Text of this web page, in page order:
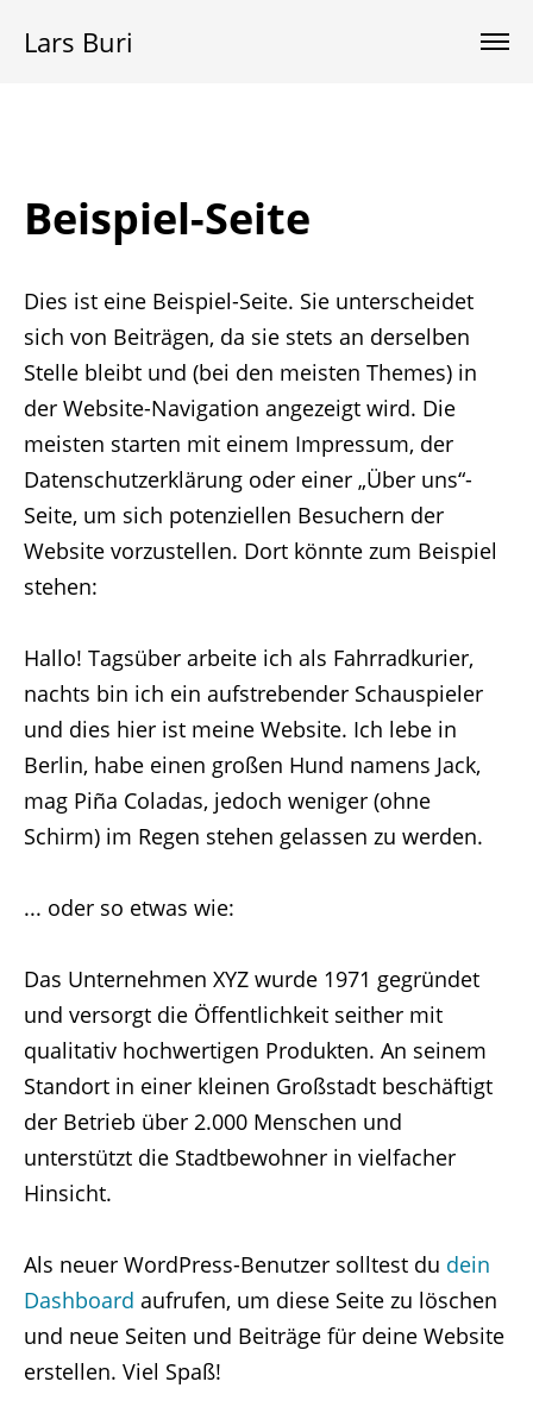
Lars Buri
Beispiel-Seite
Dies ist eine Beispiel-Seite. Sie unterscheidet
sich von Beiträgen, da sie stets an derselben
Stelle bleibt und (bei den meisten Themes) in
der Website-Navigation angezeigt wird. Die
meisten starten mit einem Impressum, der
Datenschutzerklärung oder einer „Über uns“-
Seite, um sich potenziellen Besuchern der
Website vorzustellen. Dort könnte zum Beispiel
stehen:
Hallo! Tagsüber arbeite ich als Fahrradkurier,
nachts bin ich ein aufstrebender Schauspieler
und dies hier ist meine Website. Ich lebe in
Berlin, habe einen großen Hund namens Jack,
mag Piña Coladas, jedoch weniger (ohne
Schirm) im Regen stehen gelassen zu werden.
... oder so etwas wie:
Das Unternehmen XYZ wurde 1971 gegründet
und versorgt die Öffentlichkeit seither mit
qualitativ hochwertigen Produkten. An seinem
Standort in einer kleinen Großstadt beschäftigt
der Betrieb über 2.000 Menschen und
unterstützt die Stadtbewohner in vielfacher
Hinsicht.
Als neuer WordPress-Benutzer solltest du dein
Dashboard aufrufen, um diese Seite zu löschen
und neue Seiten und Beiträge für deine Website
erstellen. Viel Spaß!